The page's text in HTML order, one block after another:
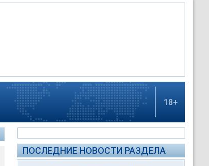
18+
ПОСЛЕДНИЕ НОВОСТИ РАЗДЕЛА